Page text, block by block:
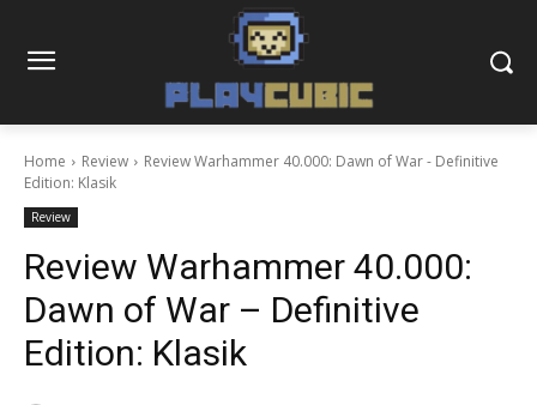
Home Review
Review Warhammer 40.000: Dawn of War - Definitive
Edition: Klasik
Review
Review Warhammer 40.000:
Dawn of War – Definitive
Edition: Klasik